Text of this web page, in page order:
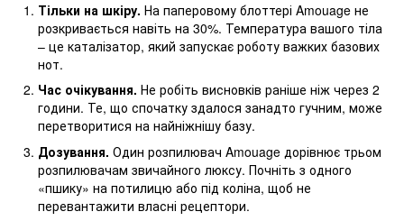
Тільки на шкіру. На паперовому блоттері Amouage не
розкривається навіть на 30%. Температура вашого тіла
– це каталізатор, який запускає роботу важких базових
нот.
Час очікування. Не робіть висновків раніше ніж через 2
години. Те, що спочатку здалося занадто гучним, може
перетворитися на найніжнішу базу.
Дозування. Один розпилювач Amouage дорівнює трьом
розпилювачам звичайного люксу. Почніть з одного
«пшику» на потилицю або під коліна, щоб не
перевантажити власні рецептори.